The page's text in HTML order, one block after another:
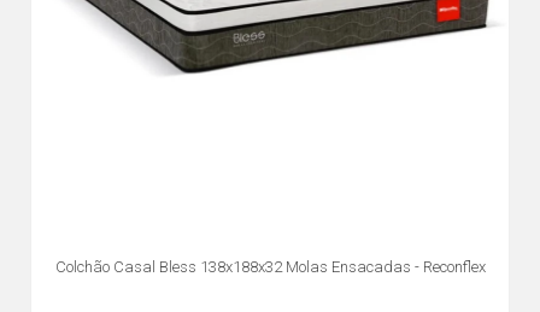
Colchão Casal Bless 138x188x32 Molas Ensacadas - Reconflex